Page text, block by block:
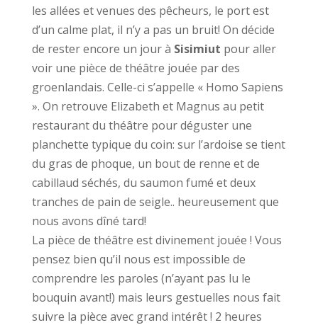
les allées et venues des pêcheurs, le port est
d’un calme plat, il n’y a pas un bruit! On décide
de rester encore un jour à Sisimiut pour aller
voir une pièce de théâtre jouée par des
groenlandais. Celle-ci s’appelle « Homo Sapiens
». On retrouve Elizabeth et Magnus au petit
restaurant du théâtre pour déguster une
planchette typique du coin: sur l’ardoise se tient
du gras de phoque, un bout de renne et de
cabillaud séchés, du saumon fumé et deux
tranches de pain de seigle.. heureusement que
nous avons dîné tard!
La pièce de théâtre est divinement jouée ! Vous
pensez bien qu’il nous est impossible de
comprendre les paroles (n’ayant pas lu le
bouquin avant!) mais leurs gestuelles nous fait
suivre la pièce avec grand intérêt ! 2 heures